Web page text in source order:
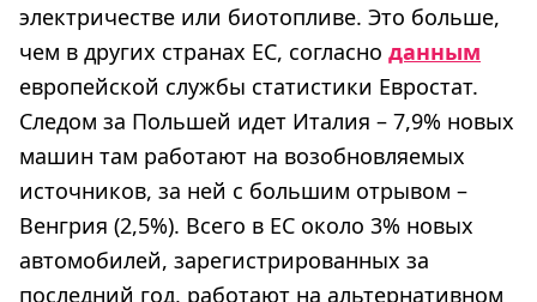
электричестве или биотопливе. Это больше,
чем в других странах ЕС, согласно данным
европейской службы статистики Евростат.
Следом за Польшей идет Италия – 7,9% новых
машин там работают на возобновляемых
источников, за ней с большим отрывом –
Венгрия (2,5%). Всего в ЕС около 3% новых
автомобилей, зарегистрированных за
последний год, работают на альтернативном